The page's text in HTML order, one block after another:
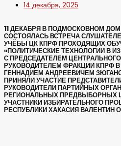
14 декабря, 2025
11 ДЕКАБРЯ В ПОДМОСКОВНОМ
СОСТОЯЛАСЬ ВСТРЕЧА
УЧЁБЫ ЦК КПРФ ПРОХОДЯЩИХ
«ПОЛИТИЧЕСКИЕ ТЕХНОЛОГИИ В
С ПРЕДСЕДАТЕЛЕМ
РУКОВОДИТЕЛЕМ ФРАКЦИИ КПРФ
ГЕННАДИЕМ АНДРЕЕВИЧЕМ
ПРИНЯЛИ УЧАСТИЕ
РУКОВОДИТЕЛИ ПАРТИЙНЫХ
РЕГИОНАЛЬНЫХ ПРЕДВЫБОРНЫХ
УЧАСТНИКИ ИЗБИРАТЕЛЬНОГО
РЕСПУБЛИКИ ХАКАСИЯ ВАЛЕНТИН